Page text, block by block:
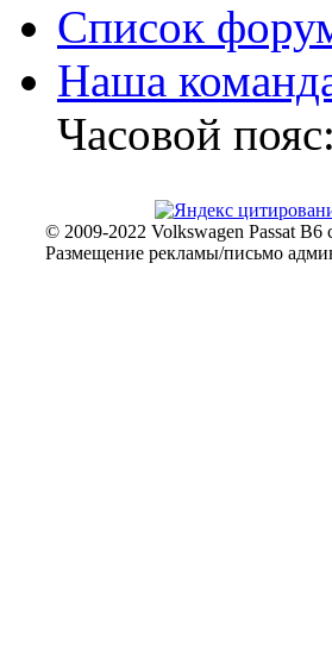
Список
Наша
Часовой
© 2009-2022 Volkswagen Passat
Размещение рекламы/письмо